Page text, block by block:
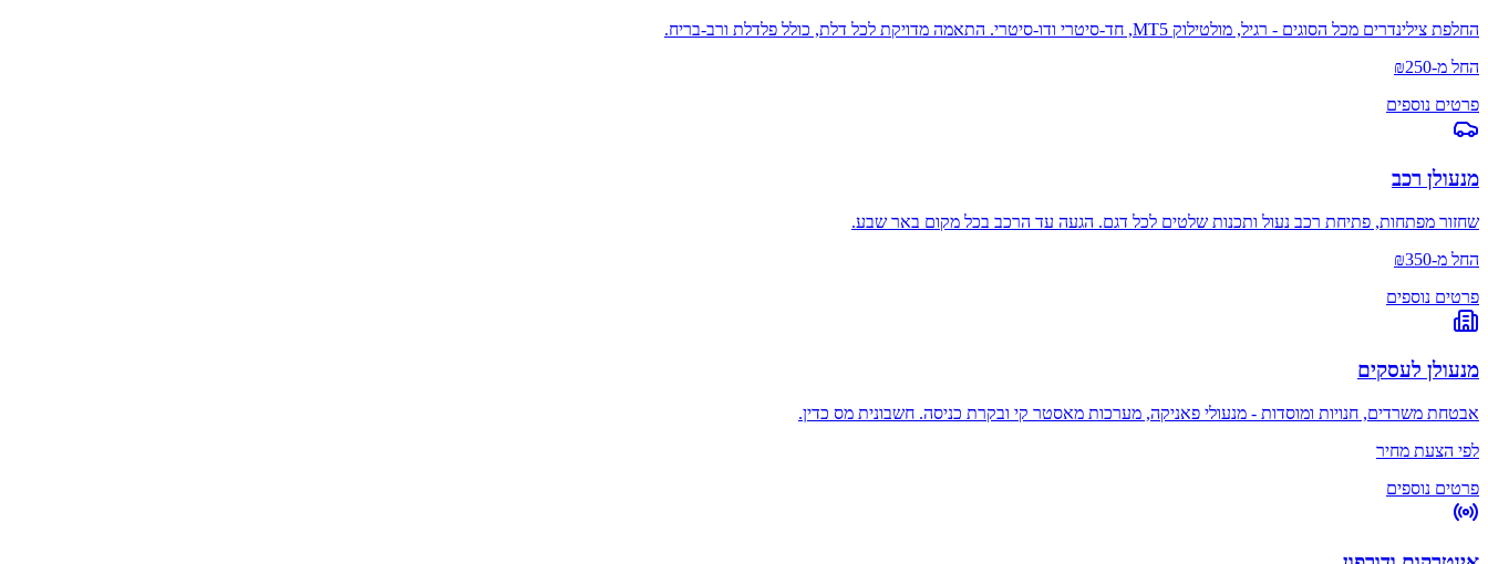
החלפת צילינדרים מכל הסוגים - רגיל, מולטילוק MT5, חד-סיטרי ודו-סיטרי. התאמה מדויקת לכל דלת, כולל פלדלת ורב-בריח.
החל מ-₪250
פרטים נוספים
מנעולן רכב
שחזור מפתחות, פתיחת רכב נעול ותכנות שלטים לכל דגם. הגעה עד הרכב בכל מקום באר שבע.
החל מ-₪350
פרטים נוספים
מנעולן לעסקים
אבטחת משרדים, חנויות ומוסדות - מנעולי פאניקה, מערכות מאסטר קי ובקרת כניסה. חשבונית מס כדין.
לפי הצעת מחיר
פרטים נוספים